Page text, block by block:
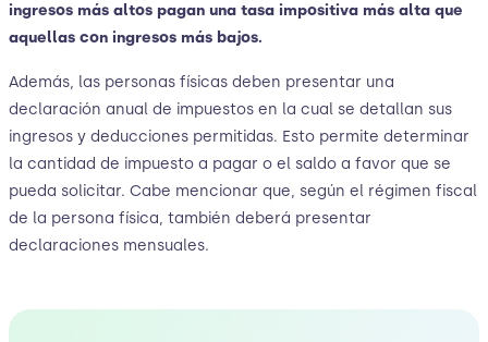
ingresos más altos pagan una tasa impositiva más alta que
aquellas con ingresos más bajos.
Además, las personas físicas deben presentar una
declaración anual de impuestos en la cual se detallan sus
ingresos y deducciones permitidas. Esto permite determinar
la cantidad de impuesto a pagar o el saldo a favor que se
pueda solicitar. Cabe mencionar que, según el régimen fiscal
de la persona física, también deberá presentar
declaraciones mensuales.